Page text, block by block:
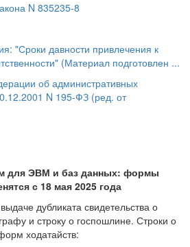
N 835235-8
"Сроки давности привлечения к
(Материал подготовлен ...
об административных
N 195-ФЗ (ред. от
для ЭВМ и баз данных: формы
с 18 мая 2025 года
дубликата свидетельства о
и строку о госпошлине. Строки о
ходатайств: